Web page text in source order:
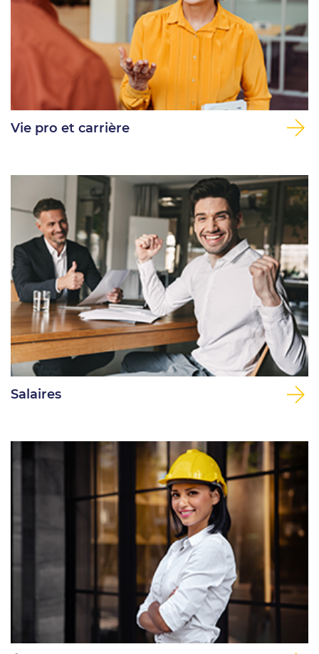
Vie pro et carrière
Salaires